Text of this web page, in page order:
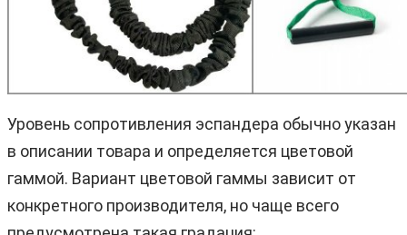
Уровень сопротивления эспандера обычно указан
в описании товара и определяется цветовой
гаммой. Вариант цветовой гаммы зависит от
конкретного производителя, но чаще всего